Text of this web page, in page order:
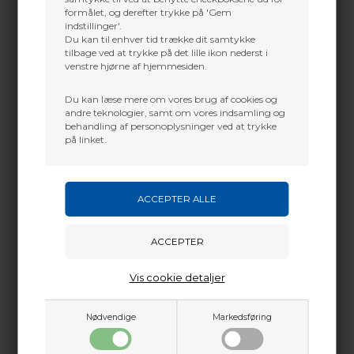
formålet, og derefter trykke på 'Gem
indstillinger'.
Du kan til enhver tid trække dit samtykke
tilbage ved at trykke på det lille ikon nederst i
venstre hjørne af hjemmesiden.
Du kan læse mere om vores brug af cookies og
andre teknologier, samt om vores indsamling og
behandling af personoplysninger ved at trykke
på linket.
Nødvendige Markedsføring
Vis cookie detaljer
Stivhed og stabilitet i særklasse
konstrueret med en højkvalitets carbon-opbygning,
som sikrer imponerende stivhed og holdbarhed til
en pris, der overgår forventningerne. Stabilizeren er
optimeret til 1–3 oz vægt, hvilket giver nye og øvede
skytter fleksibiliteten til at finjustere balancen og
Løft dit niveau – uden vibrationer og
ustabilitetXP hjælper dig med at holde fokus og
forblive i kontrol, uanset skuddet. Lad ikke
vibrationer holde dig tilbage – XP bringer dig sikkert
Funktioner og specifikationer:
VIBRO-CORE intern dæmpning
uønskede vibrationer
: 5/16-24 i begge ender
Fastgørelse
: Gennemgående hul og flade
slidser i front til montering med almindelige